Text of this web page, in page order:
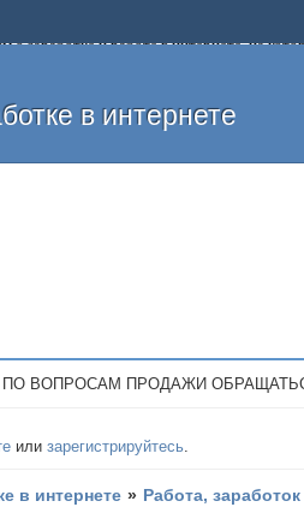
о заработке и работе в интернете, на
вы знаете, что определенный проект
и регистрации уже сегодня. Создавайте
в интернете
ВОПРОСАМ ПРОДАЖИ ОБРАЩАТЬСЯ:
илизарегистрируйтесь.
в интернете » Работа,